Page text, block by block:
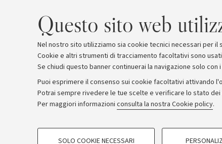
Questo sito web
Nel nostro sito utilizziamo sia cookie tecnici necessari per
Cookie e altri strumenti di tracciamento facoltativi sono
Se chiudi questo banner continuerai la navigazione solo con
Puoi esprimere il consenso sui cookie facoltativi attivando
Potrai sempre rivedere le tue scelte e verificare lo stato
Per maggiori informazioni consulta la nostra Cookie policy.
COOKIE DI PROFILAZIONE - FACOLTATIVI
SOLO COOKIE NECESSARI
Cretaceo,
stesso
serra a
Archivio Comunicati stampa Redazione Rassegna
© Copyright 2026 - ALMA MATER